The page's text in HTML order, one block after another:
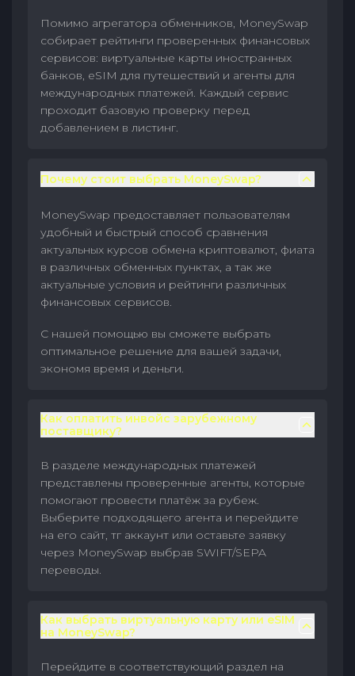
Помимо агрегатора обменников, MoneySwap
собирает рейтинги проверенных финансовых
сервисов: виртуальные карты иностранных
банков, eSIM для путешествий и агенты для
международных платежей. Каждый сервис
проходит базовую проверку перед
добавлением в листинг.
Почему стоит выбрать MoneySwap?
MoneySwap предоставляет пользователям
удобный и быстрый способ сравнения
актуальных курсов обмена криптовалют, фиата
в различных обменных пунктах, а так же
актуальные условия и рейтинги различных
финансовых сервисов.
С нашей помощью вы сможете выбрать
оптимальное решение для вашей задачи,
экономя время и деньги.
Как оплатить инвойс зарубежному
поставщику?
В разделе международных платежей
представлены проверенные агенты, которые
помогают провести платёж за рубеж.
Выберите подходящего агента и перейдите
на его сайт, тг аккаунт или оставьте заявку
через MoneySwap выбрав SWIFT/SEPA
переводы.
Как выбрать виртуальную карту или eSIM
на MoneySwap?
Перейдите в соответствующий раздел на